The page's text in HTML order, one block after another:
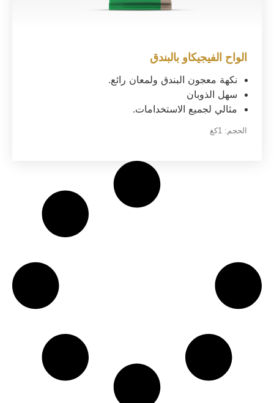
الواح الفيجيكاو بالبندق
نكهة معجون البندق ولمعان رائع.
سهل الذوبان
مثالي لجميع الاستخدامات.
الحجم: 1كغ